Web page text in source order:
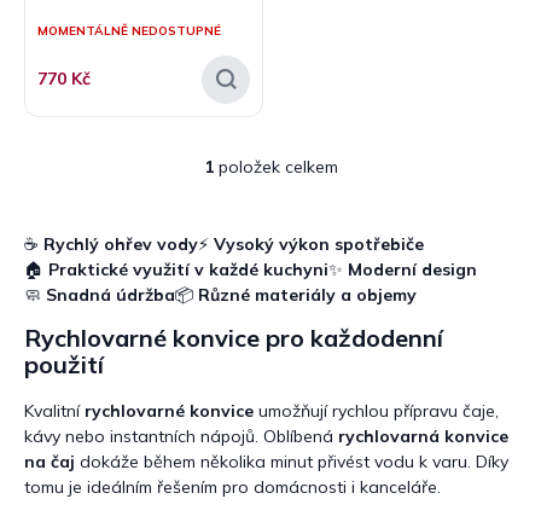
MOMENTÁLNĚ NEDOSTUPNÉ
770 Kč
O
á
d
a
í
p
v
k
y
v
ý
1položek celkem
☕ Rychlý ohřev vody⚡ Vysoký výkon spotřebiče
🏠 Praktické využití v každé kuchyni✨ Moderní design
🧼 Snadná údržba📦 Různé materiály a objemy
Rychlovarné konvice pro každodenní
použití
Kvalitní rychlovarné konvice umožňují rychlou přípravu čaje,
kávy nebo instantních nápojů. Oblíbená rychlovarná konvice
na čaj dokáže během několika minut přivést vodu k varu. Díky
tomu je ideálním řešením pro domácnosti i kanceláře.